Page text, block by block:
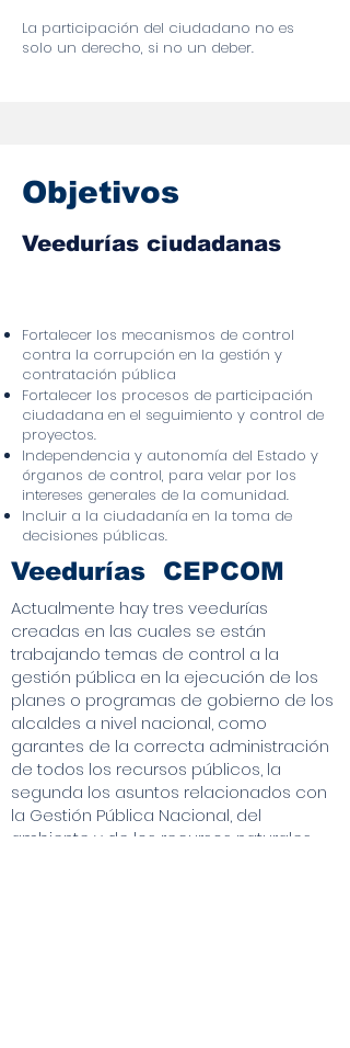
La participación del ciudadano no es
solo un derecho, si no un deber.
Objetivos
Veedurías ciudadanas
Fortalecer los mecanismos de control
contra la corrupción en la gestión y
contratación pública
Fortalecer los procesos de participación
ciudadana en el seguimiento y control de
proyectos.
Independencia y autonomía del Estado y
órganos de control, para velar por los
intereses generales de la comunidad.
Incluir a la ciudadanía en la toma de
decisiones públicas.
Veedurías CEPCOM
Actualmente hay tres veedurías
creadas en las cuales se están
trabajando temas de control a la
gestión pública en la ejecución de los
planes o programas de gobierno de los
alcaldes a nivel nacional, como
garantes de la correcta administración
de todos los recursos públicos, la
segunda los asuntos relacionados con
la Gestión Pública Nacional, del
ambiente y de los recursos naturales